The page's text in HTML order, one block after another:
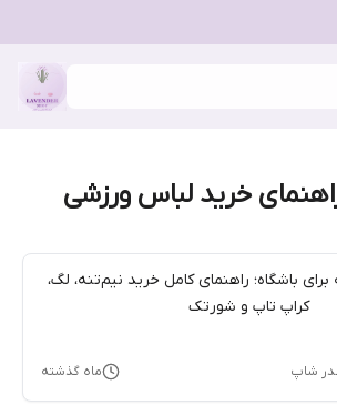
خرید لباس ورزشی
باشگاه؛ راهنمای کامل خرید نیم‌تنه، لگ،
کراپ تاپ و شورتک
ماه گذشته شاپ